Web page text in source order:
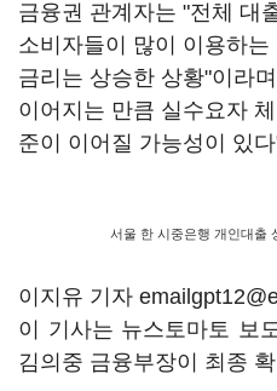
금융권 관계자는 "전체 대
소비자들이 많이 이용하
금리는 상승한 상황"이라
이어지는 만큼 실수요자
준이 이어질 가능성이 있
서울 한 시중은행 개인대출
이지유 기자
이 기사는 뉴스토마토 보
김의중 금융부장이 최종